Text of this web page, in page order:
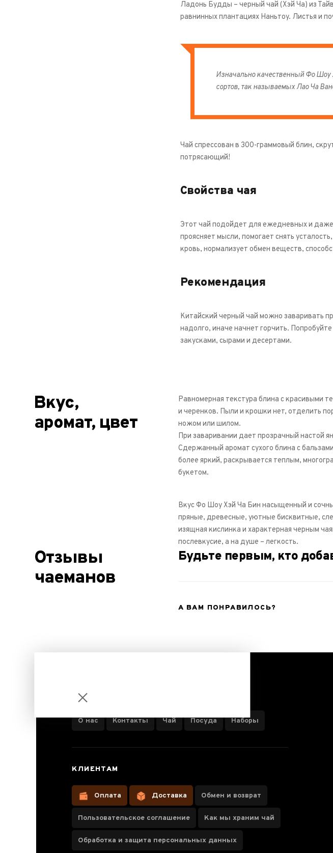
Ладонь Будды – черный чай (Хэй Ча) из
равнинных плантациях Наньтоу. Листья и
Изначально качественный Фо
сортов, так называемых Лао Ча
Чай спрессован в 300-граммовый блин,
потрясающий!
Свойства чая
Этот чай подойдет для ежедневных и
проясняет мысли, помогает снять
кровь, нормализует обмен веществ,
Рекомендация
Китайский черный чай можно заваривать
надолго, иначе начнет горчить.
закусками, сырами и десертами.
Вкус,
аромат, цвет
Равномерная текстура блина с красивыми
и черенков. Пыли и крошки нет, отделить
ножом или шилом.
При заваривании дает прозрачный настой
Сдержанный аромат сухого блина с
более яркий, раскрывается теплым,
букетом.
Вкус Фо Шоу Хэй Ча Бин насыщенный и
пряные, древесные, уютные бисквитные,
изящная кислинка и характерная черным
послевкусие, а на душе – легкость.
Отзывы
чаеманов
Будьте первым, кто
А ВАМ ПОНРАВИЛОСЬ?
розой
Паспорт товара
ИНФОРМАЦИЯ О КОМПАНИИ
О нас Контакты Чай Посуда Наборы
КЛИЕНТАМ
Оплата Доставка Обмен и возврат
Пользовательское соглашение Как мы храним чай
Обработка и защита персональных данных